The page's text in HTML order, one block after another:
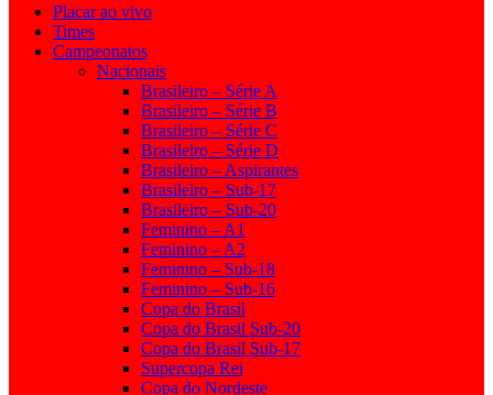
Placar ao vivo
Times
Campeonatos
Nacionais
Brasileiro – Série A
Brasileiro – Série B
Brasileiro – Série C
Brasileiro – Série D
Brasileiro – Aspirantes
Brasileiro – Sub-17
Brasileiro – Sub-20
Feminino – A1
Feminino – A2
Feminino – Sub-18
Feminino – Sub-16
Copa do Brasil
Copa do Brasil Sub-20
Copa do Brasil Sub-17
Supercopa Rei
Copa do Nordeste